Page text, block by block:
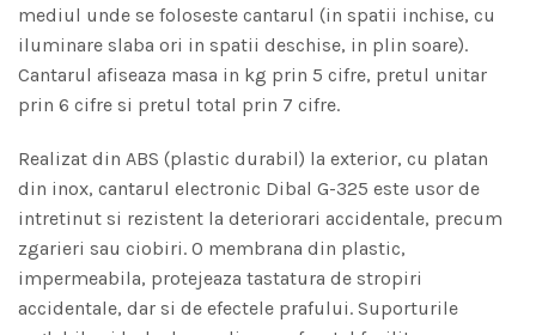
mediul unde se foloseste cantarul (in spatii inchise, cu
iluminare slaba ori in spatii deschise, in plin soare).
Cantarul afiseaza masa in kg prin 5 cifre, pretul unitar
prin 6 cifre si pretul total prin 7 cifre.
Realizat din ABS (plastic durabil) la exterior, cu platan
din inox, cantarul electronic Dibal G-325 este usor de
intretinut si rezistent la deteriorari accidentale, precum
zgarieri sau ciobiri. O membrana din plastic,
impermeabila, protejeaza tastatura de stropiri
accidentale, dar si de efectele prafului. Suporturile